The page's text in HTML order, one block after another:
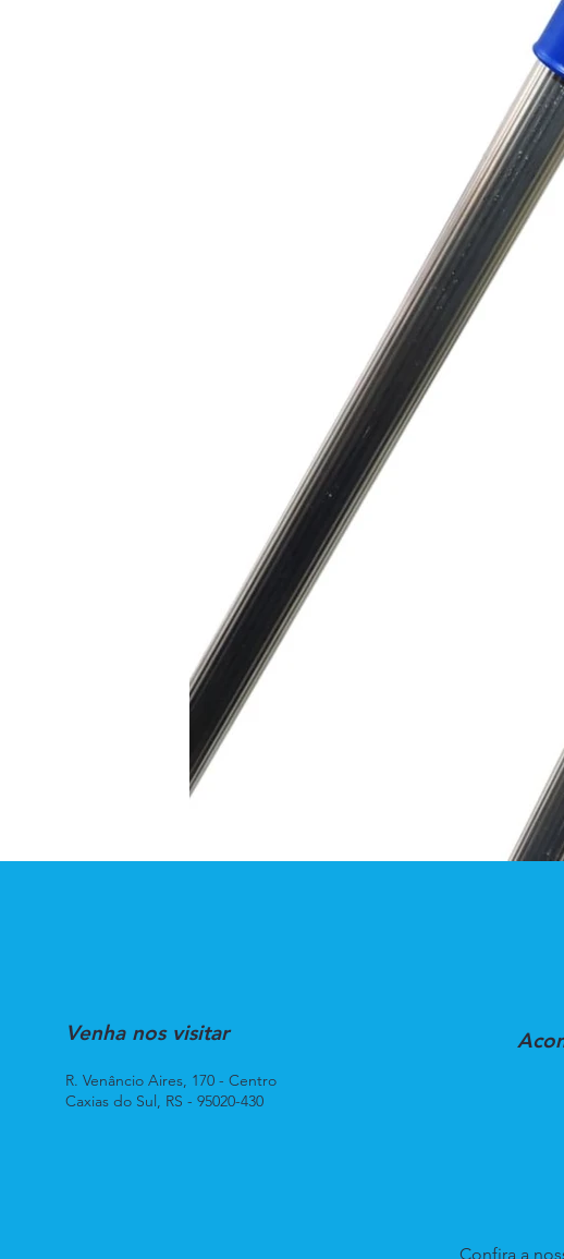
Venha nos visitar
R. Venâncio Aires, 170 - Centro
Caxias do Sul, RS - 95020-430
Confira a